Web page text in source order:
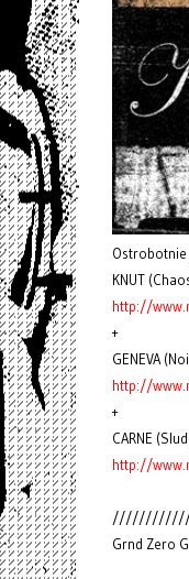
KNUT
http://
+
GENEVA
http://
+
CARNE
http://
Grnd Zero